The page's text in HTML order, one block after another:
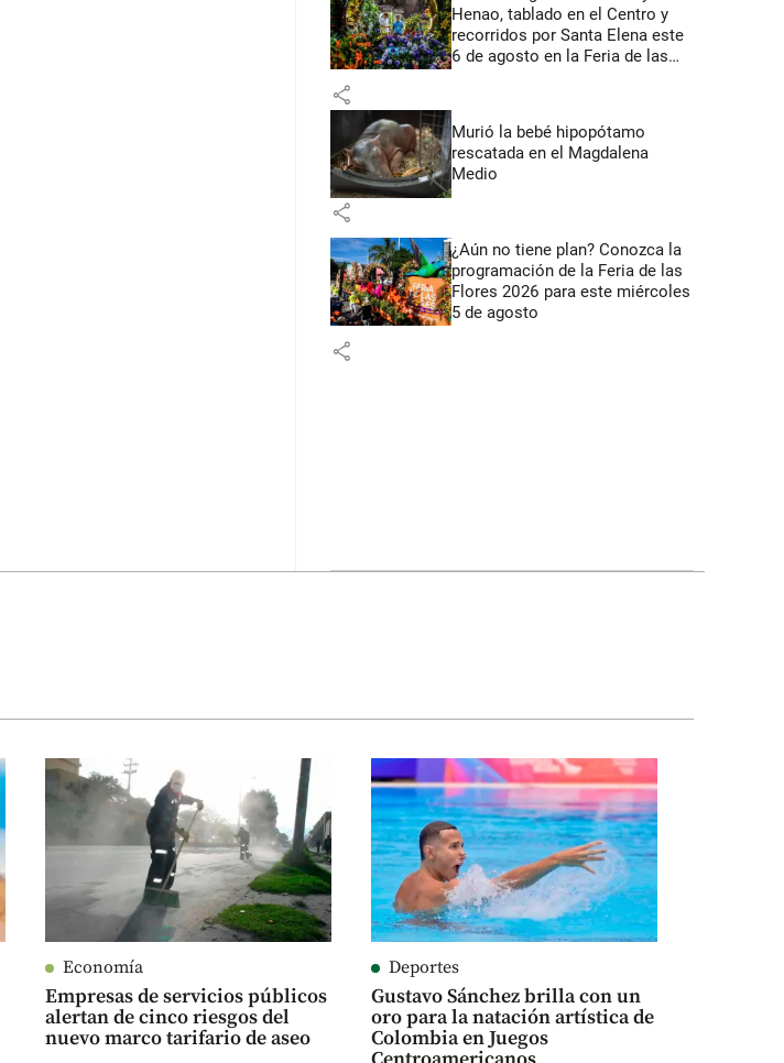
Henao, tablado en el Centro y
recorridos por Santa Elena este
6 de agosto en la Feria de las
share
Murió la bebé hipopótamo
rescatada en el Magdalena
Medio
share
¿Aún no tiene plan? Conozca la
programación de la Feria de las
Flores 2026 para este miércoles
5 de agosto
share
Economía
Empresas de servicios públicos
alertan de cinco riesgos del
nuevo marco tarifario de aseo
Deportes
Gustavo Sánchez brilla con un
oro para la natación artística de
Colombia en Juegos